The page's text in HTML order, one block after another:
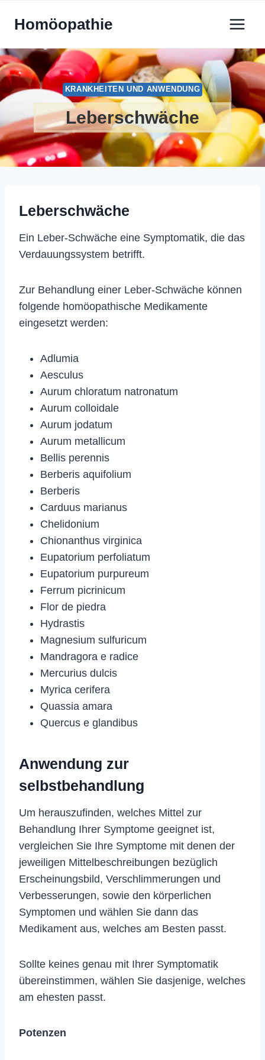
InhaltHomöopathie
KRANKHEITEN UND ANWENDUNG
Leberschwäche
Leberschwäche
Ein Leber-Schwäche eine Symptomatik, die das
Verdauungssystem betrifft.
Zur Behandlung einer Leber-Schwäche können
folgende homöopathische Medikamente
eingesetzt werden:
Adlumia
Aesculus
Aurum chloratum natronatum
Aurum colloidale
Aurum jodatum
Aurum metallicum
Bellis perennis
Berberis aquifolium
Berberis
Carduus marianus
Chelidonium
Chionanthus virginica
Eupatorium perfoliatum
Eupatorium purpureum
Ferrum picrinicum
Flor de piedra
Hydrastis
Magnesium sulfuricum
Mandragora e radice
Mercurius dulcis
Myrica cerifera
Quassia amara
Quercus e glandibus
Anwendung zur
selbstbehandlung
Um herauszufinden, welches Mittel zur
Behandlung Ihrer Symptome geeignet ist,
vergleichen Sie Ihre Symptome mit denen der
jeweiligen Mittelbeschreibungen bezüglich
Erscheinungsbild, Verschlimmerungen und
Verbesserungen, sowie den körperlichen
Symptomen und wählen Sie dann das
Medikament aus, welches am Besten passt.
Sollte keines genau mit Ihrer Symptomatik
übereinstimmen, wählen Sie dasjenige, welches
am ehesten passt.
Potenzen